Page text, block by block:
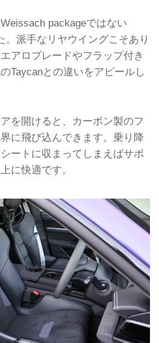
packageではない
。派手なリヤウイングこそあり
アロブレードやフラップ付き
Taycanとの違いをアピールし
を開けると、カーボン製のフ
に飛び込んできます。乗り降
ートに収まってしまえばサポ
に快適です。